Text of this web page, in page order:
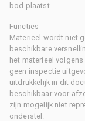
bod plaatst.
Functies
Materieel wordt niet
beschikbare
het materieel
geen inspectie
uitdrukkelijk in dit
beschikbaar voor
zijn mogelijk niet
onderstel.